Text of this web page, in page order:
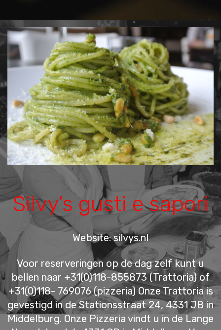
Silvy’s gusti e sapori
Website: silvys.nl
Voor reserveringen op de dag zelf kunt u
bellen naar +31(0)118-855873 (Trattoria) of
+31(0)118- 769076 (pizzeria) Onze Trattoria is
gevestigd in de Stationsstraat 24, 4331 JB in
Middelburg. Onze Pizzeria vindt u in de Lange